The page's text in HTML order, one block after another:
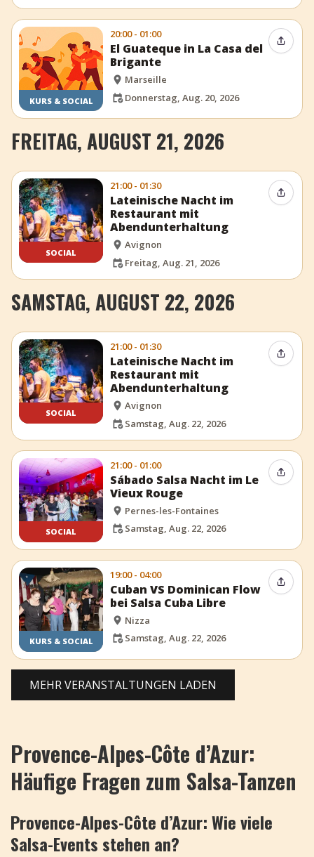
KURS & SOCIAL
20:00 - 01:00
El Guateque in La Casa del
Brigante
Marseille
Donnerstag, Aug. 20, 2026
Event
FREITAG, AUGUST 21, 2026
SOCIAL
21:00 - 01:30
Lateinische Nacht im
Restaurant mit
Abendunterhaltung
Avignon
Freitag, Aug. 21, 2026
Event
SAMSTAG, AUGUST 22, 2026
SOCIAL
21:00 - 01:30
Lateinische Nacht im
Restaurant mit
Abendunterhaltung
Avignon
Samstag, Aug. 22, 2026
Event
SOCIAL
21:00 - 01:00
Sábado Salsa Nacht im Le
Vieux Rouge
Pernes-les-Fontaines
Samstag, Aug. 22, 2026
Event
KURS & SOCIAL
19:00 - 04:00
Cuban VS Dominican Flow
bei Salsa Cuba Libre
Nizza
Samstag, Aug. 22, 2026
Event
MEHR VERANSTALTUNGEN LADEN
Provence-Alpes-Côte d’Azur:
Häufige Fragen zum Salsa-Tanzen
Provence-Alpes-Côte d’Azur: Wie viele
Salsa-Events stehen an?